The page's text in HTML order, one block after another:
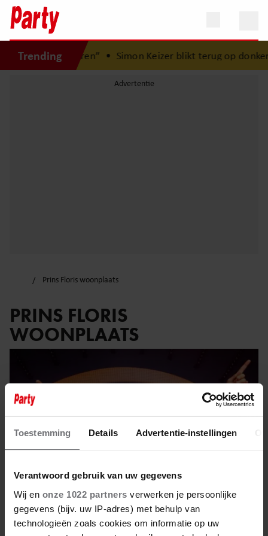
Toestemming Details Advertentie-instellingen
Verantwoord gebruik van uw gegevens
Wij en onze 1022 partners verwerken je persoonlijke
gegevens (bijv. uw IP-adres) met behulp van
technologieën zoals cookies om informatie op uw
Trending
is Lola geboren”•Simon Keizer blikt terug op
Prins Floris woonplaats
PRINS FLORIS
WOONPLAATS